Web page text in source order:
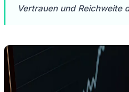
Vertrauen und Reichweite